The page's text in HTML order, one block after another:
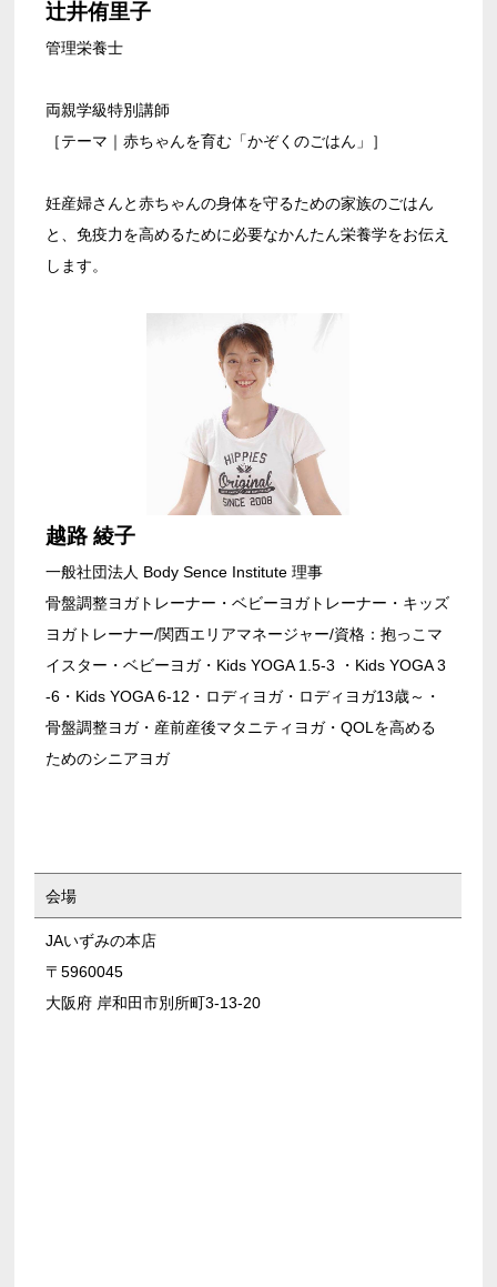
辻井侑里子
管理栄養士
両親学級特別講師
［テーマ｜赤ちゃんを育む「かぞくのごはん」］
妊産婦さんと赤ちゃんの身体を守るための家族のごはん
と、免疫力を高めるために必要なかんたん栄養学をお伝え
します。
越路 綾子
一般社団法人 Body Sence Institute 理事
骨盤調整ヨガトレーナー・ベビーヨガトレーナー・キッズ
ヨガトレーナー/関西エリアマネージャー/資格：抱っこマ
イスター・ベビーヨガ・Kids YOGA 1.5-3 ・Kids YOGA 3
-6・Kids YOGA 6-12・ロディヨガ・ロディヨガ13歳～・
骨盤調整ヨガ・産前産後マタニティヨガ・QOLを高める
ためのシニアヨガ
会場
JAいずみの本店
〒5960045
大阪府 岸和田市別所町3-13-20